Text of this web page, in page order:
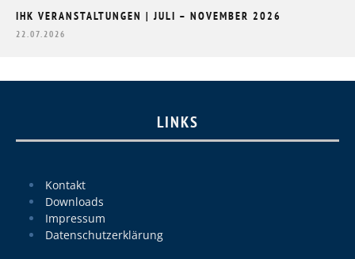
IHK VERANSTALTUNGEN | JULI – NOVEMBER 2026
22.07.2026
LINKS
Kontakt
Downloads
Impressum
Datenschutzerklärung